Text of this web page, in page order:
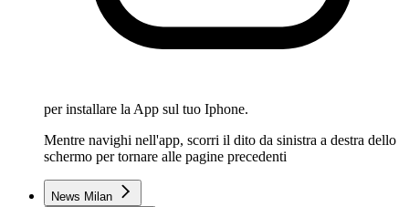
per installare la App sul tuo Iphone.
Mentre navighi nell'app, scorri il dito da sinistra a destra dello
schermo per tornare alle pagine precedenti
News Milan